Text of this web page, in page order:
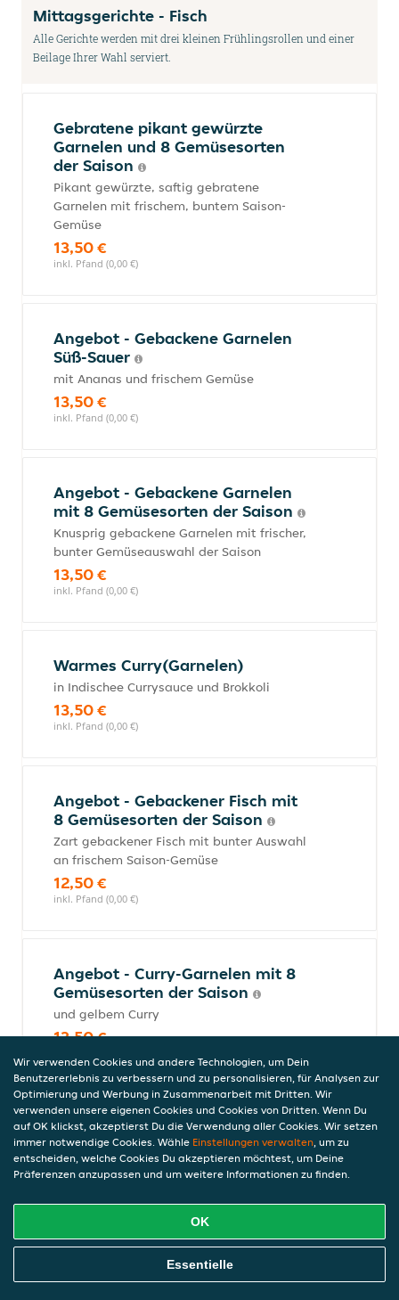
Mittagsgerichte - Fisch
Alle Gerichte werden mit drei kleinen Frühlingsrollen und einer
Beilage Ihrer Wahl serviert.
Gebratene pikant gewürzte
Garnelen und 8 Gemüsesorten
der Saison
Pikant gewürzte, saftig gebratene
Garnelen mit frischem, buntem Saison-
Gemüse
13,50 €
inkl. Pfand (0,00 €)
Angebot - Gebackene Garnelen
Süß-Sauer
mit Ananas und frischem Gemüse
13,50 €
inkl. Pfand (0,00 €)
Angebot - Gebackene Garnelen
mit 8 Gemüsesorten der Saison
Knusprig gebackene Garnelen mit frischer,
bunter Gemüseauswahl der Saison
13,50 €
inkl. Pfand (0,00 €)
Warmes Curry(Garnelen)
in Indischee Currysauce und Brokkoli
13,50 €
inkl. Pfand (0,00 €)
Angebot - Gebackener Fisch mit
8 Gemüsesorten der Saison
Zart gebackener Fisch mit bunter Auswahl
an frischem Saison-Gemüse
12,50 €
inkl. Pfand (0,00 €)
Angebot - Curry-Garnelen mit 8
Gemüsesorten der Saison
und gelbem Curry
13,50 €
Angebot - Lachs-Reispfanne
mit verschiedenem Gemüse und Honig-
Senf-Dip
inkl. Pfand (0,00 €)
Angebot - Gebackener Fisch Süß-
Online Essen Bestellen
Wir verwenden Cookies und andere Technologien, um Dein
Benutzererlebnis zu verbessern und zu personalisieren, für Analysen zur
Optimierung und Werbung in Zusammenarbeit mit Dritten. Wir
verwenden unsere eigenen Cookies und Cookies von Dritten. Wenn Du
auf OK klickst, akzeptierst Du die Verwendung aller Cookies. Wir setzen
immer notwendige Cookies. Wähle Einstellungen verwalten, um zu
entscheiden, welche Cookies Du akzeptieren möchtest, um Deine
Präferenzen anzupassen und um weitere Informationen zu finden.
OK
Essentielle